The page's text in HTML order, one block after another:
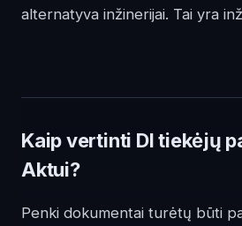
alternatyva inžinerijai. Tai yra
Kaip vertinti DI tiekėjų
Aktui?
Penki dokumentai turėtų būti